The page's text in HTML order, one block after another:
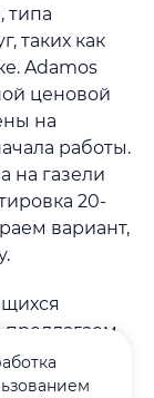
типа
таких как
Adamos
ценовой
на
работы.
на газели
20-
вариант,
могут